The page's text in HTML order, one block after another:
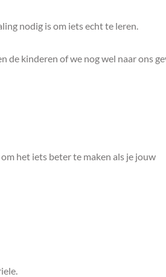
nodig is om iets echt te leren.
de kinderen of we nog wel naar ons
het iets beter te maken als je jouw